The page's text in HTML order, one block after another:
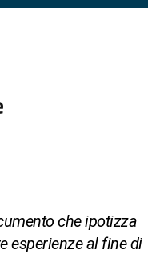
che ipotizza
esperienze al fine di